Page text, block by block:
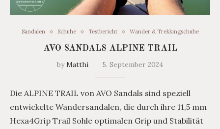
Sandalen Schuhe Testbericht Wander & Trekkingschuhe
AVO SANDALS ALPINE TRAIL
byMatthi 5. September 2024
Die ALPINE TRAIL von AVO Sandals sind speziell
entwickelte Wandersandalen, die durch ihre 11,5 mm
Hexa4Grip Trail Sohle optimalen Grip und Stabilität